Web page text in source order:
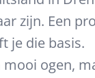
zijn. Een
je die basis.
ogen,